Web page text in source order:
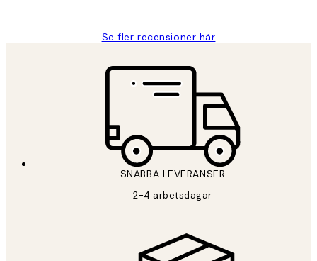
Se fler recensioner här
SNABBA LEVERANSER
2-4 arbetsdagar